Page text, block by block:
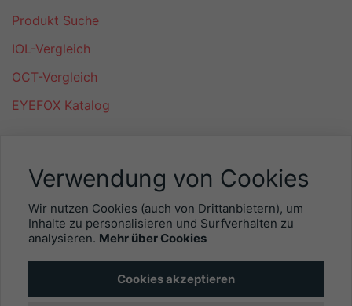
Produkt Suche
IOL-Vergleich
OCT-Vergleich
EYEFOX Katalog
Mitgliederbereich
Newsletter
Personalgewinnung mit EYEFOX
INFORMATIONEN
Verwendung von Cookies
Wir nutzen Cookies (auch von Drittanbietern), um
Inhalte zu personalisieren und Surfverhalten zu
analysieren. Mehr über Cookies
Cookies akzeptieren